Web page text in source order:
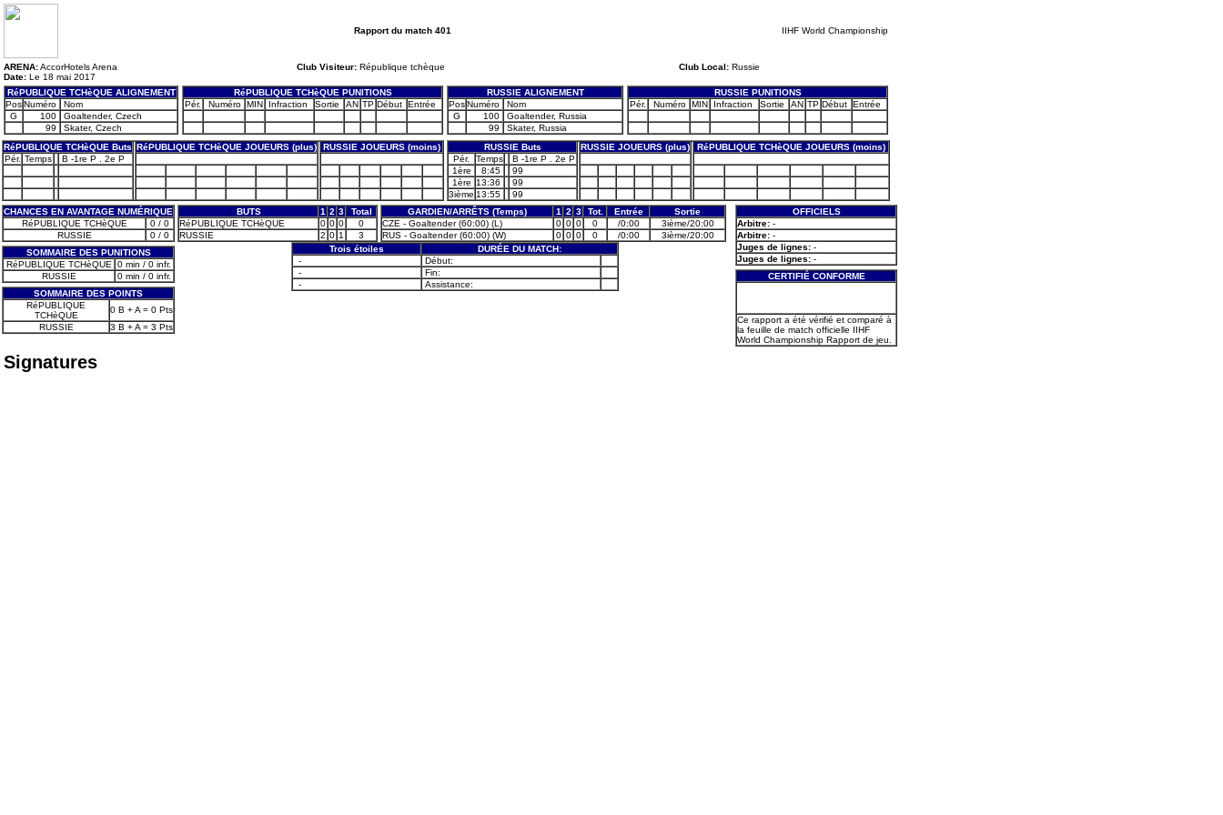
Rapport du match 401 IIHF World Championship
ARENA:AccorHotels Arena
Date: Le 18 mai 2017
Club Visiteur: République tchèque Club Local: Russie
RéPUBLIQUE TCHèQUE ALIGNEMENT
PosNuméro
Nom
G
100
Goaltender, Czech
99
Skater, Czech
RéPUBLIQUE TCHèQUE PUNITIONS
Pér.
Numéro MIN Infraction Sortie AN TP Début Entrée
RUSSIE ALIGNEMENT
PosNuméro
Nom
G
100
Goaltender, Russia
99
Skater, Russia
RUSSIE PUNITIONS
Pér.
Numéro MIN Infraction Sortie AN TP Début Entrée
RéPUBLIQUE TCHèQUE Buts RéPUBLIQUE TCHèQUE JOUEURS (plus)
RUSSIE JOUEURS (moins)
Pér. Temps B -1re P . 2e P
RUSSIE Buts RUSSIE JOUEURS (plus)
RéPUBLIQUE TCHèQUE JOUEURS (moins)
Pér.
Temps
B -1re P . 2e P
1ère
8:45
99
1ère
13:36
99
3ième 13:55
99
CHANCES EN AVANTAGE NUMÉRIQUE
RéPUBLIQUE TCHèQUE
0 / 0
RUSSIE
0 / 0
SOMMAIRE DES PUNITIONS
RéPUBLIQUE TCHèQUE
0 min / 0 infr.
RUSSIE
0 min / 0 infr.
SOMMAIRE DES POINTS
RéPUBLIQUE
TCHèQUE
0 B + A = 0 Pts
RUSSIE
3 B + A = 3 Pts
BUTS 1 2 3
Total
RéPUBLIQUE TCHèQUE
0 0 0
0
RUSSIE
2 0 1 3
GARDIEN/ARRÊTS (Temps) 1 2 3 Tot. Entrée
Sortie
CZE - Goaltender (60:00) (L)
0 0 0 0 /0:00
3ième/20:00
RUS - Goaltender (60:00) (W)
0 0 0 0 /0:00
3ième/20:00
Trois étoiles
DURÉE DU MATCH:
-
Début:
-
Fin:
-
Assistance:
OFFICIELS
Arbitre: -
Arbitre: -
Juges de lignes: -
Juges de lignes: -
CERTIFIÉ CONFORME
Ce rapport a été vérifié et comparé à
la feuille de match officielle IIHF
World Championship Rapport de jeu.
Signatures